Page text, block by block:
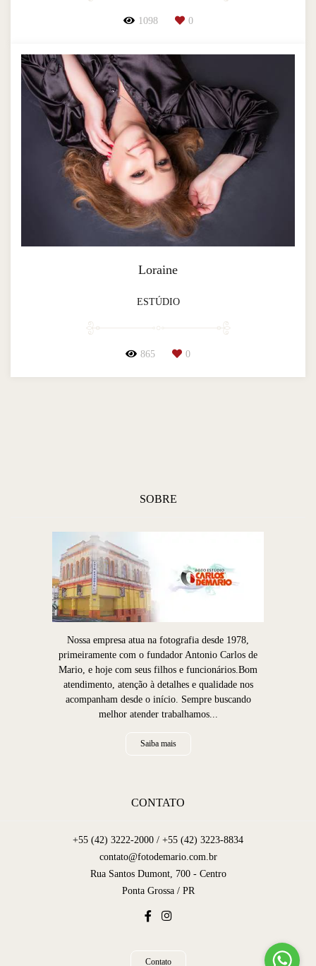
1098 0
Loraine
ESTÚDIO
865 0
SOBRE
Nossa empresa atua na fotografia desde 1978,
primeiramente com o fundador Antonio Carlos de
Mario, e hoje com seus filhos e funcionários.Bom
atendimento, atenção à detalhes e qualidade nos
acompanham desde o início. Sempre buscando
melhor atender trabalhamos...
Saiba mais
CONTATO
+55 (42) 3222-2000 / +55 (42) 3223-8834
contato@fotodemario.com.br
Rua Santos Dumont, 700 - Centro
Ponta Grossa / PR
Contato